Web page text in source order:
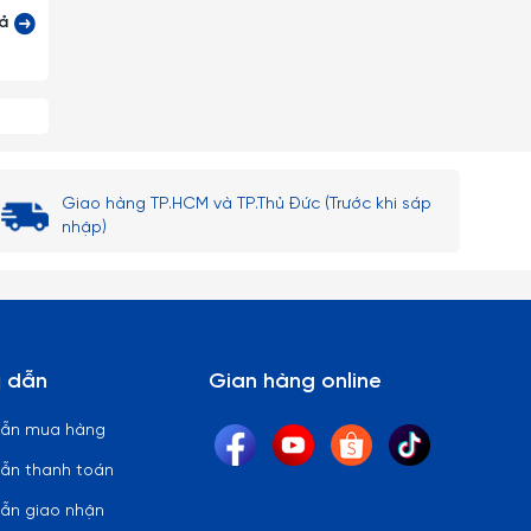
lại)
Giao hàng TP.HCM và TP.Thủ Đức (Trước khi sáp
nhập)
dẫn
mua hàng
thanh toán
giao nhận
Gian hàng online